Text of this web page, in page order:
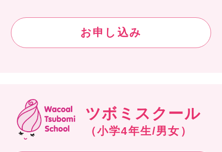
お申し込み
ツボミスクール
（小学4年生/男女）